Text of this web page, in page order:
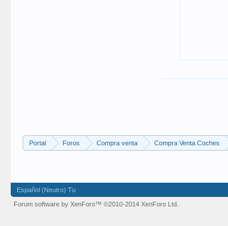
Portal Foros Compra venta Compra Venta Coches
Español (Neutro) Tu
Forum software by XenForo™©2010-2014 XenForo Ltd.